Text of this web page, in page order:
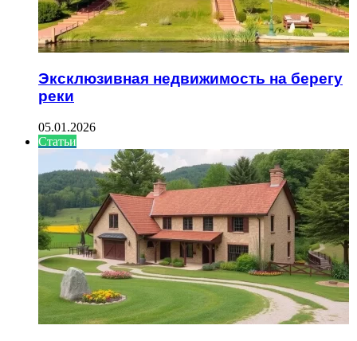
Эксклюзивная недвижимость на берегу
реки
05.01.2026
Статьи